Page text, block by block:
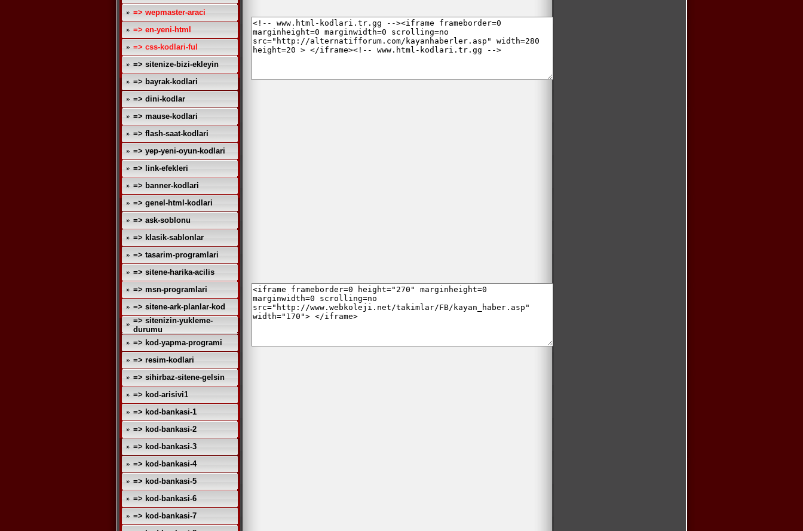
=> wepmaster-araci
=> en-yeni-html
=> css-kodlari-ful
=> sitenize-bizi-ekleyin
=> bayrak-kodlari
=> dini-kodlar
=> mause-kodlari
=> flash-saat-kodlari
=> yep-yeni-oyun-kodlari
=> link-efekleri
=> banner-kodlari
=> genel-html-kodlari
=> ask-soblonu
=> klasik-sablonlar
=> tasarim-programlari
=> sitene-harika-acilis
=> msn-programlari
=> sitene-ark-planlar-kod
=> sitenizin-yukleme-
durumu
=> kod-yapma-programi
=> resim-kodlari
=> sihirbaz-sitene-gelsin
=> kod-arisivi1
=> kod-bankasi-1
=> kod-bankasi-2
=> kod-bankasi-3
=> kod-bankasi-4
=> kod-bankasi-5
=> kod-bankasi-6
=> kod-bankasi-7